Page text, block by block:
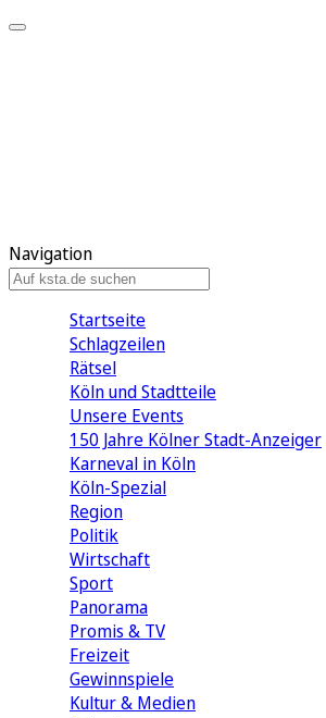
Navigation
Startseite
Schlagzeilen
Rätsel
Köln und Stadtteile
Unsere Events
150 Jahre Kölner Stadt-Anzeiger
Karneval in Köln
Köln-Spezial
Region
Politik
Wirtschaft
Sport
Panorama
Promis & TV
Freizeit
Gewinnspiele
Kultur & Medien